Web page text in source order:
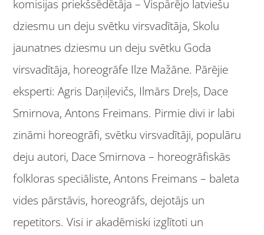
komisijas priekšsēdētāja – Vispārējo latviešu
dziesmu un deju svētku virsvadītāja, Skolu
jaunatnes dziesmu un deju svētku Goda
virsvadītāja, horeogrāfe Ilze Mažāne. Pārējie
eksperti: Agris Daņiļevičs, Ilmārs Dreļs, Dace
Smirnova, Antons Freimans. Pirmie divi ir labi
zināmi horeogrāfi, svētku virsvadītāji, populāru
deju autori, Dace Smirnova – horeogrāfiskās
folkloras speciāliste, Antons Freimans – baleta
vides pārstāvis, horeogrāfs, dejotājs un
repetitors. Visi ir akadēmiski izglītoti un